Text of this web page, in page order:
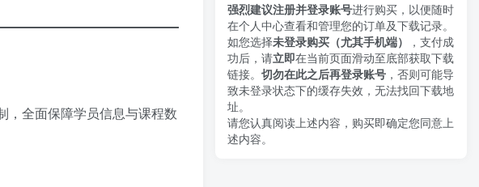
，全面保障学员信息与课程数
强烈建议注册并登录账号进行购买，以便随时
在个人中心查看和管理您的订单及下载记录。
如您选择未登录购买（尤其手机端）
，支付成
功后，请立即在当前页面滑动至底部获取下载
链接。 切勿在此之后再登录账号 ，否则可能导
致未登录状态下的缓存失效，无法找回下载地
址。
请您认真阅读上述内容，购买即确定您同意上
述内容。